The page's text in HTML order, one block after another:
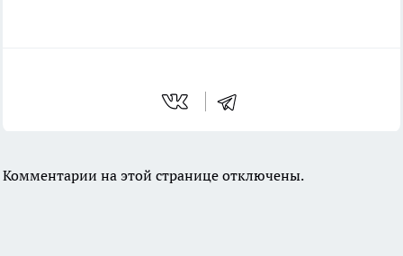
Комментарии на этой странице отключены.